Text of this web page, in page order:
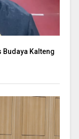
Budaya Kalteng